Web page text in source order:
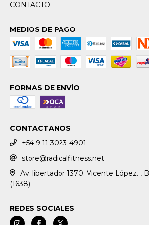
CONTACTO
MEDIOS DE PAGO
FORMAS DE ENVÍO
CONTACTANOS
+54 9 11 3023-4901
store@radicalfitness.net
Av. libertador 1370. Vicente López. ,
(1638)
REDES SOCIALES